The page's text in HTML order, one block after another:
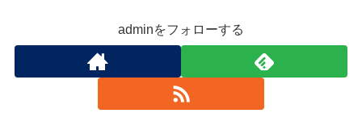
adminをフォローする